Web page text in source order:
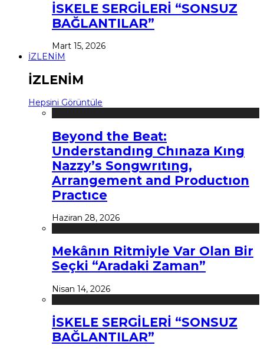
İSKELE SERGİLERİ “SONSUZ
BAĞLANTILAR”
Mart 15, 2026
İZLENİM
İZLENİM
Hepsini Görüntüle
Beyond the Beat:
Understandıng Chınaza Kıng
Nazzy’s Songwrıtıng,
Arrangement and Productıon
Practıce
Haziran 28, 2026
Mekânın Ritmiyle Var Olan Bir
Seçki “Aradaki Zaman”
Nisan 14, 2026
İSKELE SERGİLERİ “SONSUZ
BAĞLANTILAR”